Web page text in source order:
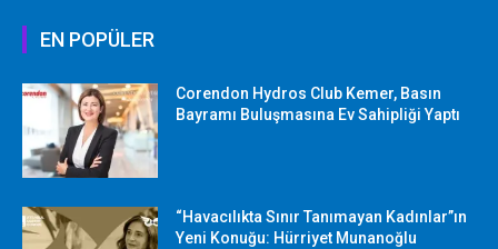
EN POPÜLER
Corendon Hydros Club Kemer, Basın
Bayramı Buluşmasına Ev Sahipliği Yaptı
“Havacılıkta Sınır Tanımayan Kadınlar”ın
Yeni Konuğu: Hürriyet Munanoğlu